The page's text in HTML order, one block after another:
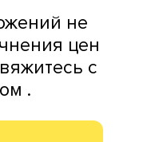
не
цен
с
.